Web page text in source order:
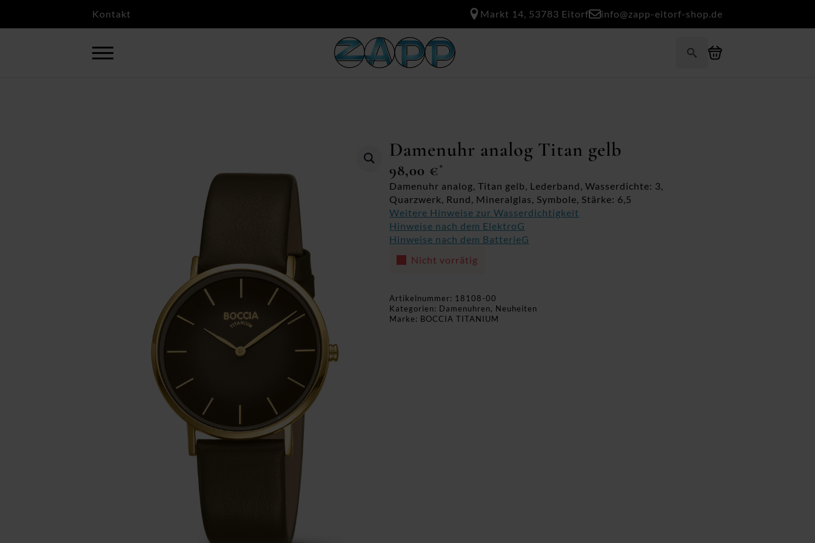
Kontakt Markt 14, 53783 Eitorf info@zapp-eitorf-shop.de
Damenuhr analog Titan gelb
98,00 €*
Damenuhr analog, Titan gelb, Lederband, Wasserdichte: 3,
Quarzwerk, Rund, Mineralglas, Symbole, Stärke: 6,5
Weitere Hinweise zur Wasserdichtigkeit
Hinweise nach dem ElektroG
Hinweise nach dem BatterieG
Nicht vorrätig
Artikelnummer: 18108-00
Kategorien: Damenuhren, Neuheiten
Marke: BOCCIA TITANIUM